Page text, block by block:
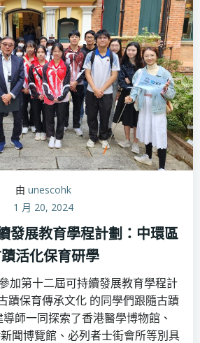
由 unescohk
1 月 20, 2024
發展教育學程計劃：中環區
活化保育研學
加第十二屆可持續發展教育學程計
蹟保育傳承文化 的同學們跟隨古蹟
師一同探索了香港醫學博物館、
聞博覽館、必列者士街會所等別具